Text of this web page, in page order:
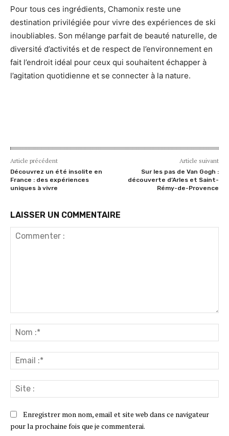
Pour tous ces ingrédients, Chamonix reste une
destination privilégiée pour vivre des expériences de ski
inoubliables. Son mélange parfait de beauté naturelle, de
diversité d’activités et de respect de l’environnement en
fait l’endroit idéal pour ceux qui souhaitent échapper à
l’agitation quotidienne et se connecter à la nature.
Article précédent
Découvrez un été insolite en
France : des expériences
uniques à vivre
Article suivant
Sur les pas de Van Gogh :
découverte d’Arles et Saint-
Rémy-de-Provence
LAISSER UN COMMENTAIRE
:*
:*
:
Enregistrer mon nom, email et site web dans ce navigateur
pour la prochaine fois que je commenterai.